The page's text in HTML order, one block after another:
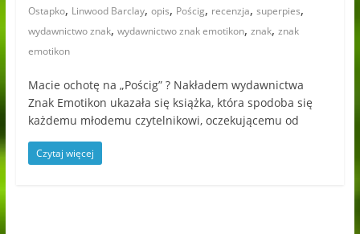
Ostapko, Linwood Barclay, opis, Pościg, recenzja, superpies,
wydawnictwo znak, wydawnictwo znak emotikon, znak, znak
emotikon
Macie ochotę na „Pościg” ? Nakładem wydawnictwa
Znak Emotikon ukazała się książka, która spodoba się
każdemu młodemu czytelnikowi, oczekującemu od
Czytaj więcej